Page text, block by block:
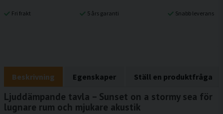
Fri frakt 5 års garanti Snabb leverans
Beskrivning Egenskaper Ställ en produktfråga
Ljuddämpande tavla – Sunset on a stormy sea för
lugnare rum och mjukare akustik